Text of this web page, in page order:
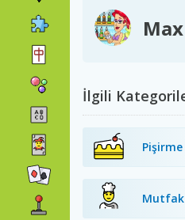
İlgili
Pişirme
Mutfak